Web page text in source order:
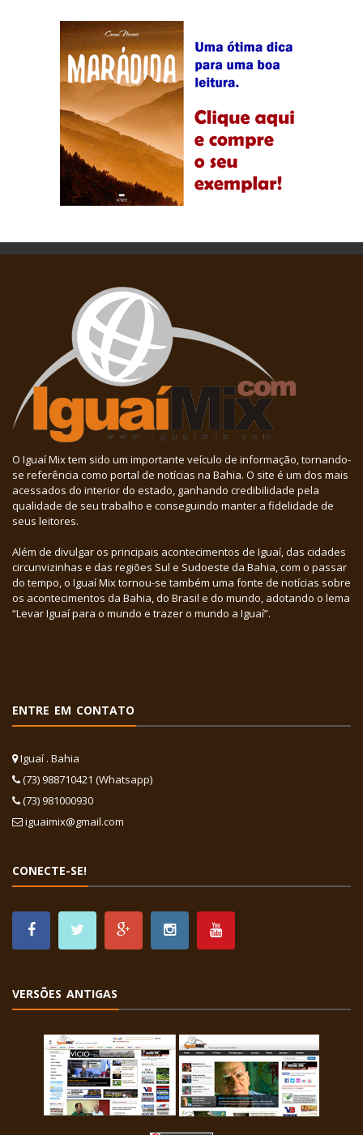
O Iguaí Mix tem sido um importante veículo de informação, tornando-
se referência como portal de notícias na Bahia. O site é um dos mais
acessados do interior do estado, ganhando credibilidade pela
qualidade de seu trabalho e conseguindo manter a fidelidade de
seus leitores.
Além de divulgar os principais acontecimentos de Iguaí, das cidades
circunvizinhas e das regiões Sul e Sudoeste da Bahia, com o passar
do tempo, o Iguaí Mix tornou-se também uma fonte de notícias sobre
os acontecimentos da Bahia, do Brasil e do mundo, adotando o lema
“Levar Iguaí para o mundo e trazer o mundo a Iguaí”.
ENTRE EM CONTATO
Iguaí . Bahia
(73) 988710421 (Whatsapp)
(73) 981000930
iguaimix@gmail.com
CONECTE-SE!
VERSÕES ANTIGAS